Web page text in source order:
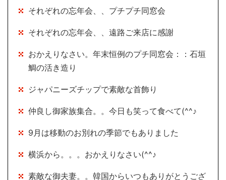
それぞれの忘年会、、プチプチ同窓会
それぞれの忘年会、、遠路ご来店に感謝
おかえりなさい。年末恒例のプチ同窓会：：石垣
鯛の活き造り
ジャパニーズチップで素敵な首飾り
仲良し御家族集合。。今日も笑って食べて(^^♪
9月は移動のお別れの季節でもありました
横浜から。。。おかえりなさい(^^♪
素敵な御夫妻。。韓国からいつもありがとうござ